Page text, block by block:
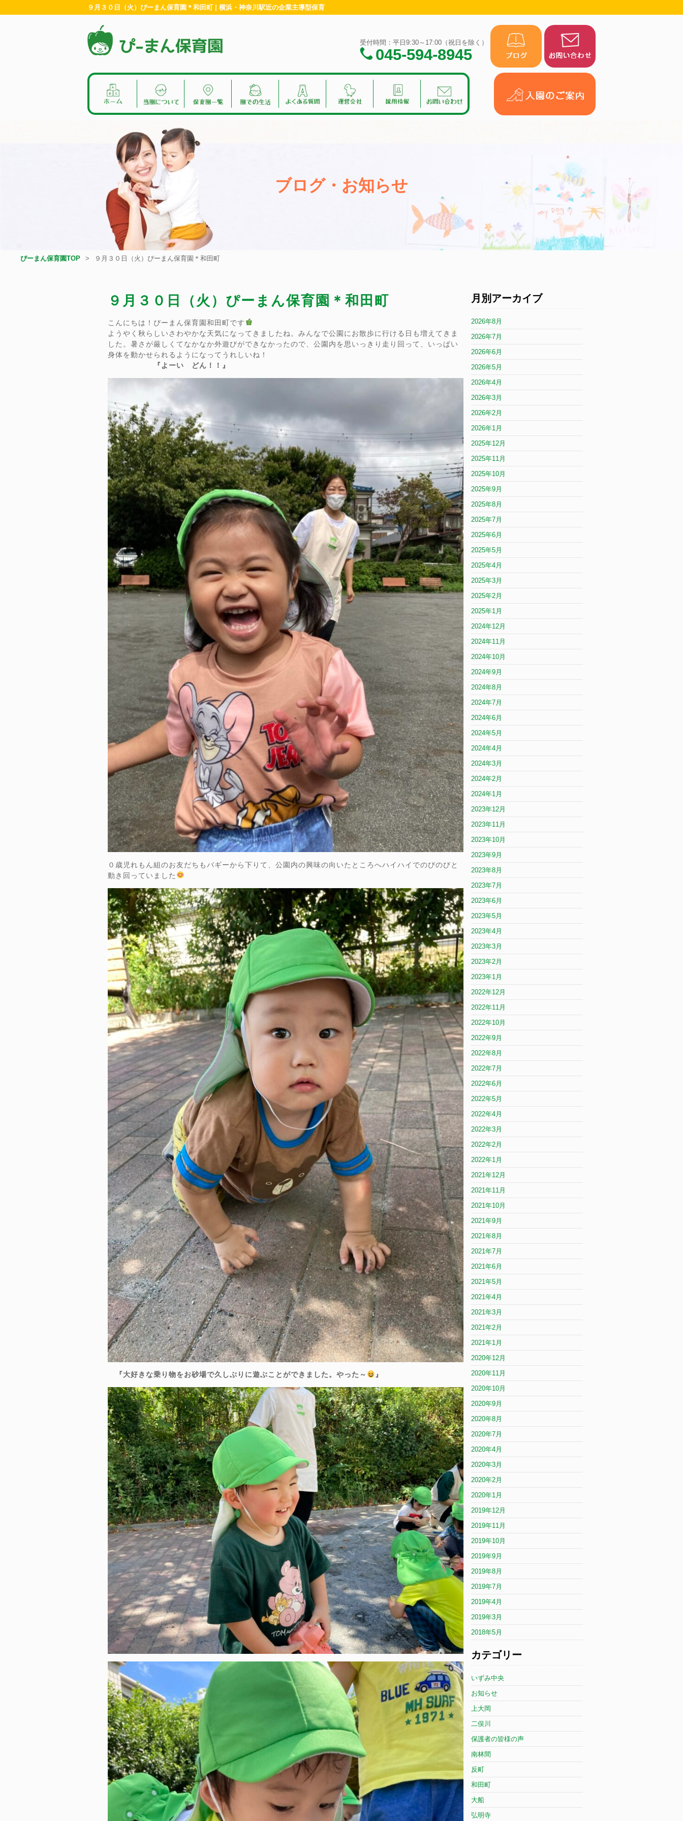
９月３０日（火）ぴーまん保育園＊和田町 | 横浜・神奈川駅近の企業主導型保育
受付時間：平日9:30～17:00（祝日を除く）
045-594-8945
ブログ・お知らせ
ぴーまん保育園TOP ９月３０日（火）ぴーまん保育園＊和田町
９月３０日（火）ぴーまん保育園＊和田町
こんにちは！ぴーまん保育園和田町です
ようやく秋らしいさわやかな天気になってきましたね。みんなで公園にお散歩に行ける日も増えてきま
した。暑さが厳しくてなかなか外遊びができなかったので、公園内を思いっきり走り回って、いっぱい
身体を動かせられるようになってうれしいね！
『よーい どん！！』
０歳児れもん組のお友だちもバギーから下りて、公園内の興味の向いたところへハイハイでのびのびと
動き回っていました
『大好きな乗り物をお砂場で久しぶりに遊ぶことができました。やった～ 』
月別アーカイブ
2026年8月
2026年7月
2026年6月
2026年5月
2026年4月
2026年3月
2026年2月
2026年1月
2025年12月
2025年11月
2025年10月
2025年9月
2025年8月
2025年7月
2025年6月
2025年5月
2025年4月
2025年3月
2025年2月
2025年1月
2024年12月
2024年11月
2024年10月
2024年9月
2024年8月
2024年7月
2024年6月
2024年5月
2024年4月
2024年3月
2024年2月
2024年1月
2023年12月
2023年11月
2023年10月
2023年9月
2023年8月
2023年7月
2023年6月
2023年5月
2023年4月
2023年3月
2023年2月
2023年1月
2022年12月
2022年11月
2022年10月
2022年9月
2022年8月
2022年7月
2022年6月
2022年5月
2022年4月
2022年3月
2022年2月
2022年1月
2021年12月
2021年11月
2021年10月
2021年9月
2021年8月
2021年7月
2021年6月
2021年5月
2021年4月
2021年3月
2021年2月
2021年1月
2020年12月
2020年11月
2020年10月
2020年9月
2020年8月
2020年7月
2020年4月
2020年3月
2020年2月
2020年1月
2019年12月
2019年11月
2019年10月
2019年9月
2019年8月
2019年7月
2019年4月
2019年3月
2018年5月
カテゴリー
いずみ中央
お知らせ
上大岡
二俣川
保護者の皆様の声
南林間
反町
和田町
大船
弘明寺